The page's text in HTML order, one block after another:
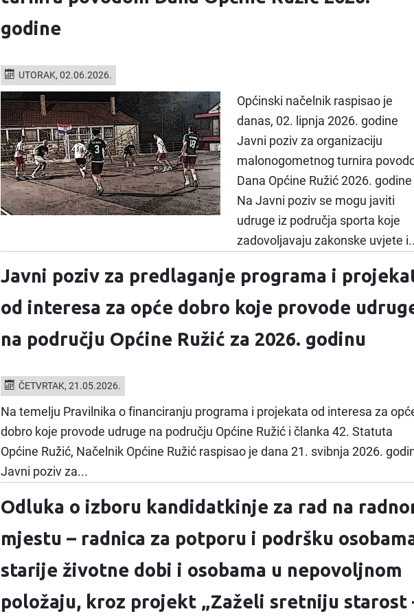
godine
UTORAK, 02.06.2026.
Općinski načelnik raspisao je
danas, 02. lipnja 2026. godine
Javni poziv za organizaciju
malonogometnog turnira
Dana Općine Ružić 2026. godine
Na Javni poziv se mogu javiti
udruge iz područja sporta koje
zadovoljavaju zakonske uvjete
Javni poziv za predlaganje programa i
od interesa za opće dobro koje provode
na području Općine Ružić za 2026. godinu
ČETVRTAK, 21.05.2026.
Na temelju Pravilnika o financiranju programa i projekata od interesa za
dobro koje provode udruge na području Općine Ružić i članka 42. Statuta
Općine Ružić, Načelnik Općine Ružić raspisao je dana 21. svibnja 2026.
Javni poziv za...
Odluka o izboru kandidatkinje za rad na
mjestu – radnica za potporu i podršku
starije životne dobi i osobama u nepovoljnom
položaju, kroz projekt „Zaželi sretniju starost